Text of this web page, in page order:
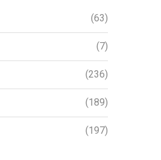
(63)
(7)
(236)
(189)
(197)